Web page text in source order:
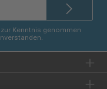
zur Kenntnis genommen